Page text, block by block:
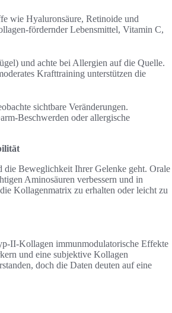
wie Hyaluronsäure, Retinoide und
fördernder Lebensmittel, Vitamin C,
und achte bei Allergien auf die Quelle.
Krafttraining unterstützen die
sichtbare Veränderungen.
Beschwerden oder allergische
Beweglichkeit Ihrer Gelenke geht. Orale
Aminosäuren verbessern und in
Kollagenmatrix zu erhalten oder leicht zu
II-Kollagen immunmodulatorische Effekte
und eine subjektive Kollagen
doch die Daten deuten auf eine